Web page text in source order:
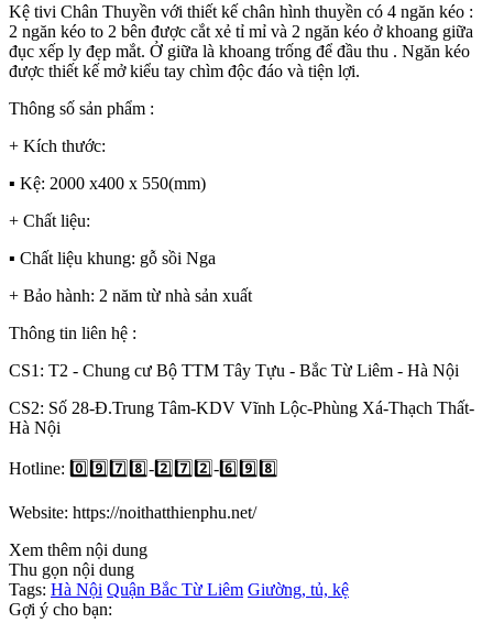
Kệ tivi Chân Thuyền với thiết kế chân hình thuyền có 4 ngăn kéo :
2 ngăn kéo to 2 bên được cắt xẻ tỉ mỉ và 2 ngăn kéo ở khoang giữa
đục xếp ly đẹp mắt. Ở giữa là khoang trống để đầu thu . Ngăn kéo
được thiết kế mở kiểu tay chìm độc đáo và tiện lợi.
Thông số sản phẩm :
+ Kích thước:
▪️ Kệ: 2000 x400 x 550(mm)
+ Chất liệu:
▪️ Chất liệu khung: gỗ sồi Nga
+ Bảo hành: 2 năm từ nhà sản xuất
Thông tin liên hệ :
CS1: T2 - Chung cư Bộ TTM Tây Tựu - Bắc Từ Liêm - Hà Nội
CS2: Số 28-Đ.Trung Tâm-KDV Vĩnh Lộc-Phùng Xá-Thạch Thất-
Hà Nội
Hotline: 0️⃣9️⃣7️⃣8️⃣-2️⃣7️⃣2️⃣-6️⃣9️⃣8️⃣
Website: https://noithatthienphu.net/
Xem thêm nội dung
Thu gọn nội dung
Tags: Hà Nội Quận Bắc Từ Liêm Giường, tủ, kệ
Gợi ý cho bạn: